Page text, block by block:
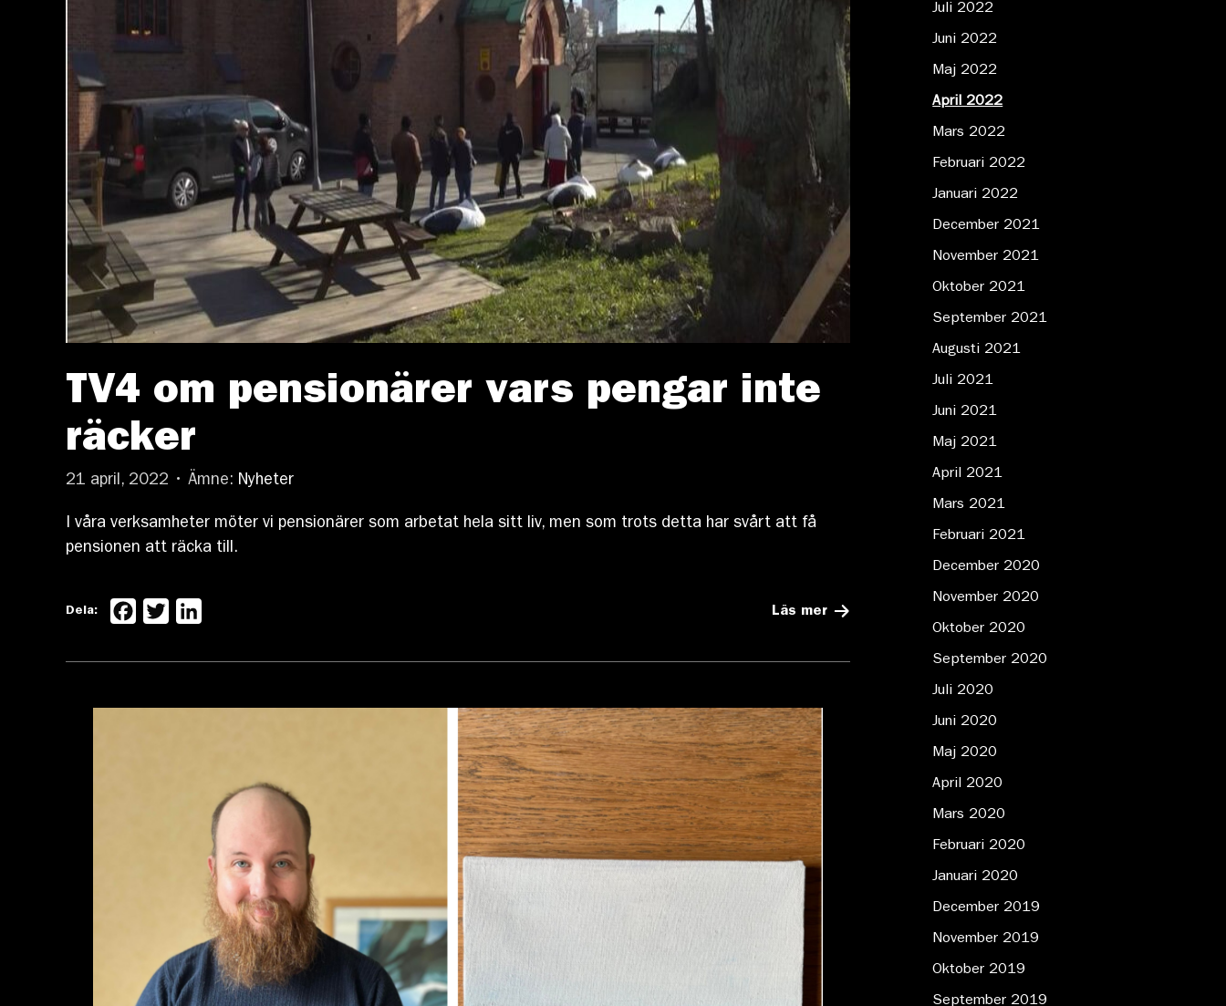
Juli 2022
Juni 2022
Maj 2022
April 2022
Mars 2022
Februari 2022
Januari 2022
December 2021
November 2021
Oktober 2021
September 2021
Augusti 2021
Juli 2021
Juni 2021
Maj 2021
April 2021
Mars 2021
Februari 2021
December 2020
November 2020
Oktober 2020
September 2020
Juli 2020
Juni 2020
Maj 2020
April 2020
Mars 2020
Februari 2020
Januari 2020
December 2019
November 2019
Oktober 2019
September 2019
TV4 om pensionärer vars pengar inte
räcker
21 april, 2022 • Ämne: Nyheter
I våra verksamheter möter vi pensionärer som arbetat hela sitt liv, men som trots detta har svårt att få
pensionen att räcka till.
Läs mer
Dela: Facebook
Twitter